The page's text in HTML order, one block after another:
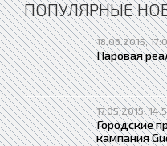
ПОПУЛЯРНЫЕ
18.06.2015,
Паровая
17.05.2015,
Городские
кампания